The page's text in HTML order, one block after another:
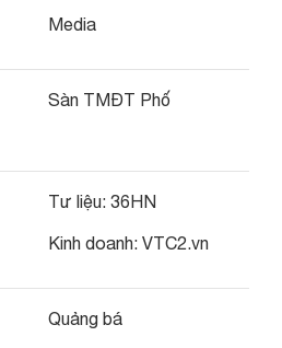
Media
Sàn TMĐT Phố
Tư liệu: 36HN
Kinh doanh: VTC2.vn
Quảng bá